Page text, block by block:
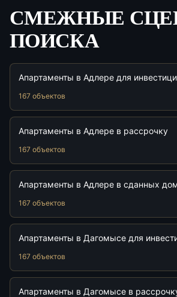
СМЕЖНЫЕ
ПОИСКА
Апартаменты в Адлере для
167 объектов
Апартаменты в Адлере в рассрочку
167 объектов
Апартаменты в Адлере в сданных
167 объектов
Апартаменты в Дагомысе для
167 объектов
Апартаменты в Дагомысе в